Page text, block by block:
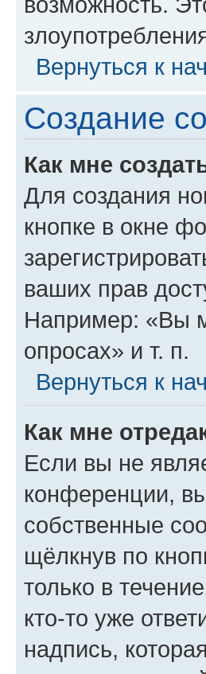
Вернуться к
Создание
Как мне
Для создания
кнопке в окне
ваших прав
Например: «Вы
опросах» и т. п.
Вернуться к
Как мне
Если вы не
конференции,
собственные
щёлкнув по
только в
кто-то уже
надпись,